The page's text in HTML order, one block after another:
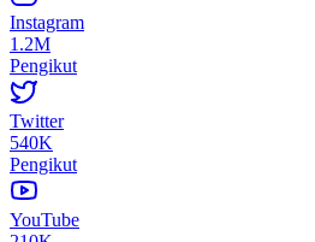
Instagram
1.2M
Pengikut
Twitter
540K
Pengikut
YouTube